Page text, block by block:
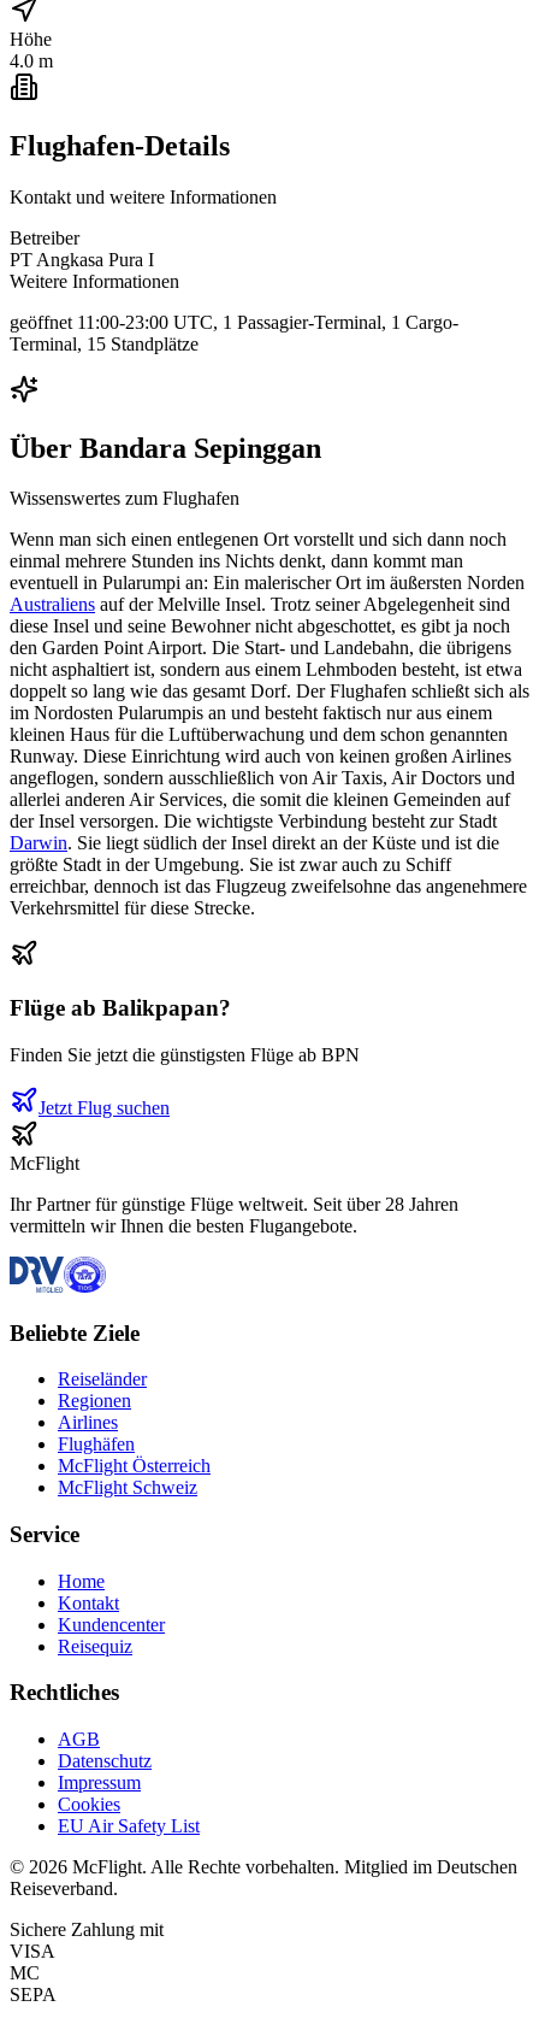
Höhe
4.0 m
Flughafen-Details
Kontakt und weitere Informationen
Betreiber
PT Angkasa Pura I
Weitere Informationen
geöffnet 11:00-23:00 UTC, 1 Passagier-Terminal, 1 Cargo-
Terminal, 15 Standplätze
Über Bandara Sepinggan
Wissenswertes zum Flughafen
Wenn man sich einen entlegenen Ort vorstellt und sich dann noch
einmal mehrere Stunden ins Nichts denkt, dann kommt man
eventuell in Pularumpi an: Ein malerischer Ort im äußersten Norden
Australiens auf der Melville Insel. Trotz seiner Abgelegenheit sind
diese Insel und seine Bewohner nicht abgeschottet, es gibt ja noch
den Garden Point Airport. Die Start- und Landebahn, die übrigens
nicht asphaltiert ist, sondern aus einem Lehmboden besteht, ist etwa
doppelt so lang wie das gesamt Dorf. Der Flughafen schließt sich als
im Nordosten Pularumpis an und besteht faktisch nur aus einem
kleinen Haus für die Luftüberwachung und dem schon genannten
Runway. Diese Einrichtung wird auch von keinen großen Airlines
angeflogen, sondern ausschließlich von Air Taxis, Air Doctors und
allerlei anderen Air Services, die somit die kleinen Gemeinden auf
der Insel versorgen. Die wichtigste Verbindung besteht zur Stadt
Darwin. Sie liegt südlich der Insel direkt an der Küste und ist die
größte Stadt in der Umgebung. Sie ist zwar auch zu Schiff
erreichbar, dennoch ist das Flugzeug zweifelsohne das angenehmere
Verkehrsmittel für diese Strecke.
Flüge ab Balikpapan?
Finden Sie jetzt die günstigsten Flüge ab BPN
Jetzt Flug suchen
McFlight
Ihr Partner für günstige Flüge weltweit. Seit über 28 Jahren
vermitteln wir Ihnen die besten Flugangebote.
Beliebte Ziele
Reiseländer
Regionen
Airlines
Flughäfen
McFlight Österreich
McFlight Schweiz
Service
Home
Kontakt
Kundencenter
Reisequiz
Rechtliches
AGB
Datenschutz
Impressum
Cookies
EU Air Safety List
© 2026 McFlight. Alle Rechte vorbehalten. Mitglied im Deutschen
Reiseverband.
Sichere Zahlung mit
VISA
MC
SEPA